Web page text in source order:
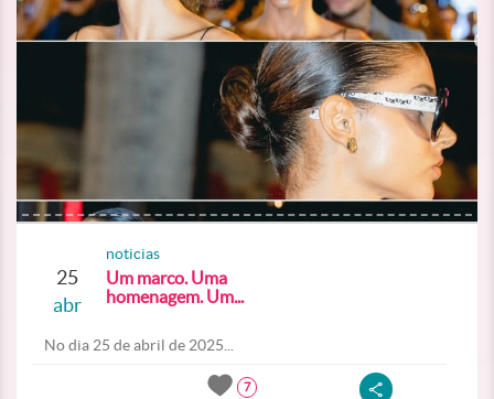
25
abr
noticias
Um marco. Uma
homenagem. Um...
No dia 25 de abril de 2025...
7